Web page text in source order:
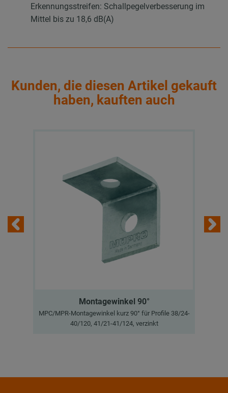
Erkennungsstreifen: Schallpegelverbesserung im
Mittel bis zu 18,6 dB(A)
Kunden, die diesen Artikel gekauft
haben, kauften auch
Montagewinkel 90°
MPC/MPR-Montagewinkel kurz 90° für Profile 38/24-
40/120, 41/21-41/124, verzinkt